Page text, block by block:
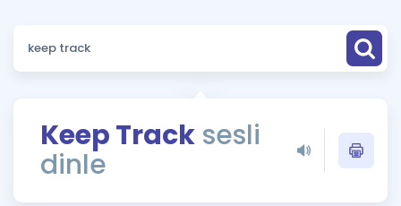
Puan Hesaplama
ÖSYM Sınav Takvimi
Kampanyalar
Keep Track sesli
dinle